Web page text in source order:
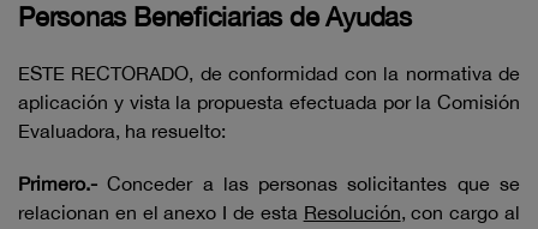
Personas Beneficiarias de Ayudas
ESTE RECTORADO, de conformidad con la normativa de
aplicación y vista la propuesta efectuada por la Comisión
Evaluadora, ha resuelto:
Primero.- Conceder a las personas solicitantes que se
relacionan en el anexo I de esta Resolución, con cargo al